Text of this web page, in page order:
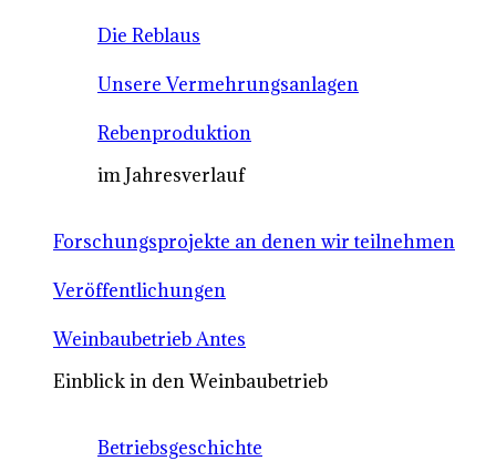
Die Reblaus
Unsere Vermehrungsanlagen
Rebenproduktion
im Jahresverlauf
Forschungsprojekte an denen wir teilnehmen
Veröffentlichungen
Weinbaubetrieb Antes
Einblick in den Weinbaubetrieb
Betriebsgeschichte